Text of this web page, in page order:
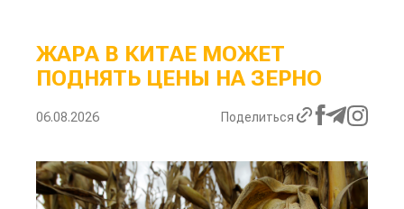
ЖАРА В КИТАЕ МОЖЕТ
ПОДНЯТЬ ЦЕНЫ НА ЗЕРНО
06.08.2026 Поделиться